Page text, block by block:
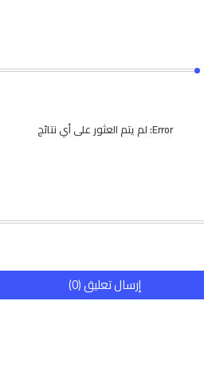
Error: لم يتم العثور على أي نتائج
إرسال تعليق (0)